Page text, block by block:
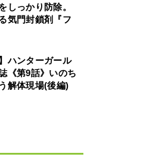
しっかり防除。
気門封鎖剤『フ
ハンターガール
《第9話》いのち
解体現場(後編)